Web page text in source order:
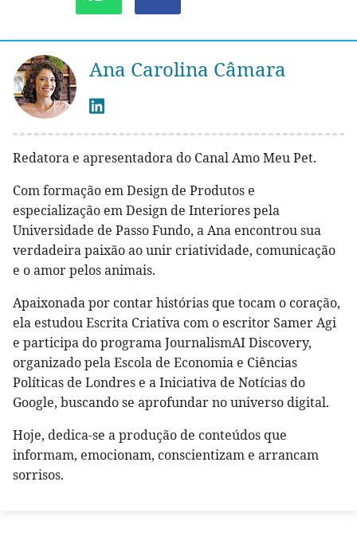
Ana Carolina Câmara
Redatora e apresentadora do Canal Amo Meu Pet.
Com formação em Design de Produtos e
especialização em Design de Interiores pela
Universidade de Passo Fundo, a Ana encontrou sua
verdadeira paixão ao unir criatividade, comunicação
e o amor pelos animais.
Apaixonada por contar histórias que tocam o coração,
ela estudou Escrita Criativa com o escritor Samer Agi
e participa do programa JournalismAI Discovery,
organizado pela Escola de Economia e Ciências
Políticas de Londres e a Iniciativa de Notícias do
Google, buscando se aprofundar no universo digital.
Hoje, dedica-se a produção de conteúdos que
informam, emocionam, conscientizam e arrancam
sorrisos.